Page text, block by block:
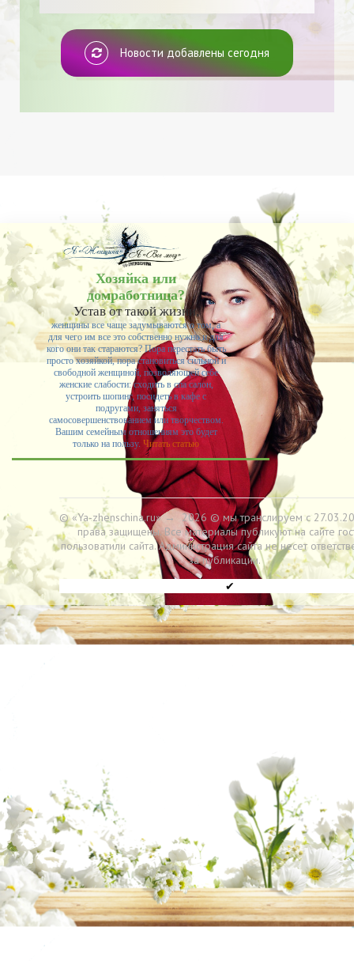
Новости добавлены сегодня
Хозяйка или
домработница?
Устав от такой жизни,
женщины все чаще задумываются о том, а
для чего им все это собственно нужно и для
кого они так стараются? Пора перестать быть
просто хозяйкой, пора становиться сильной и
свободной женщиной, позволяющей себе
женские слабости: сходить в спа салон,
устроить шопинг, посидеть в кафе с
подругами, заняться
самосовершенствованием или творчеством.
Вашим семейным отношениям это будет
только на пользу. Читать статью
© «Ya-zhenschina.ru»→ 2026 © мы транслируем с
права защищены. Все материалы публикуют на сайте
пользоватили сайта. Администрация сайта не несет
за публикации.
✔